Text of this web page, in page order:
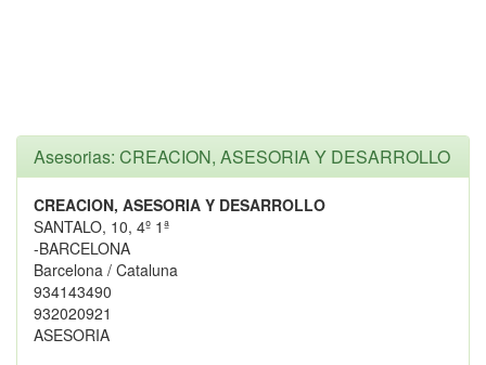
Asesorias: CREACION, ASESORIA Y DESARROLLO
CREACION, ASESORIA Y DESARROLLO
SANTALO, 10, 4º 1ª
-BARCELONA
Barcelona / Cataluna
934143490
932020921
ASESORIA